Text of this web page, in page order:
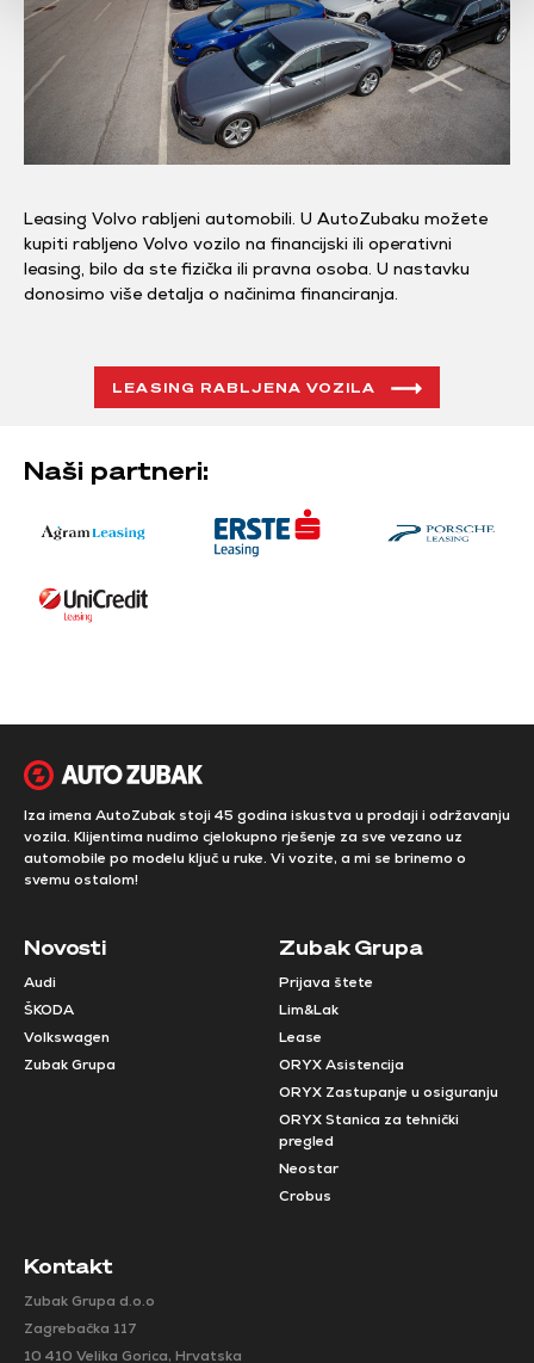
Leasing Volvo rabljeni automobili. U AutoZubaku možete
kupiti rabljeno Volvo vozilo na financijski ili operativni
leasing, bilo da ste fizička ili pravna osoba. U nastavku
donosimo više detalja o načinima financiranja.
LEASING RABLJENA VOZILA
Naši partneri:
Iza imena AutoZubak stoji 45 godina iskustva u prodaji i održavanju
vozila. Klijentima nudimo cjelokupno rješenje za sve vezano uz
automobile po modelu ključ u ruke. Vi vozite, a mi se brinemo o
svemu ostalom!
Novosti
Audi
ŠKODA
Volkswagen
Zubak Grupa
Zubak Grupa
Prijava štete
Lim&Lak
Lease
ORYX Asistencija
ORYX Zastupanje u osiguranju
ORYX Stanica za tehnički
pregled
Neostar
Crobus
Kontakt
Zubak Grupa d.o.o
Zagrebačka 117
10 410 Velika Gorica, Hrvatska